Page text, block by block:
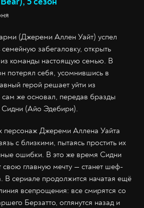
(Джереми Аллен Уайт) успел
забегаловку, открыть
из команды настоящую семью. В
потерял себя, усомнившись в
герой решает уйти из
сам же основал, передав бразды
(Айо Эдебири).
персонаж Джереми Аллена Уайта
с близкими, пытаясь простить их
ошибки. В это же время Сидни
свою главную мечту — станет шеф-
В сериале продолжится начатая ещё
всепрощения: все смирятся со
Берзатто, оглянутся назад и